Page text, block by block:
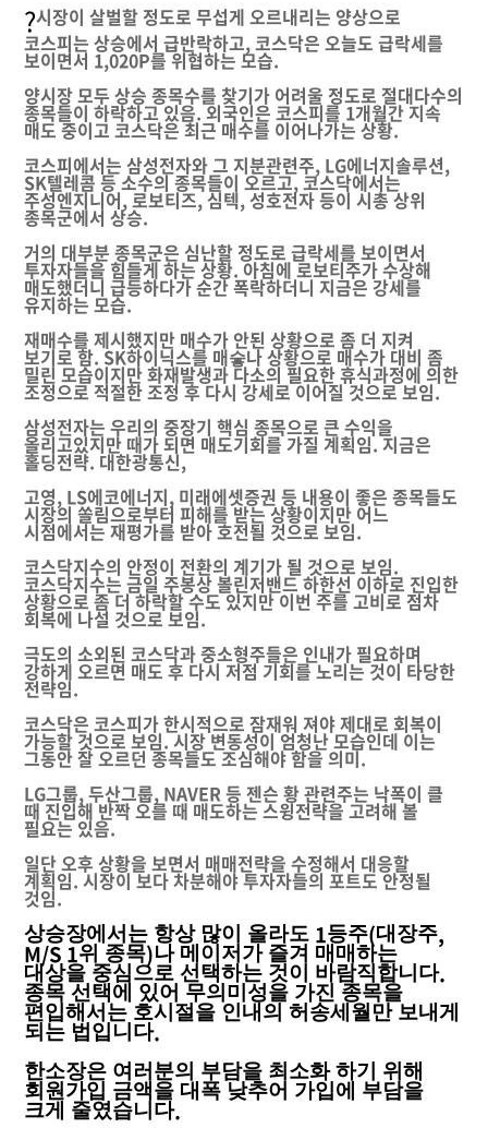
?시장이 살벌할 정도로 무섭게 오르내리는 양상으로
코스피는 상승에서 급반락하고, 코스닥은 오늘도 급락세를
보이면서 1,020P를 위협하는 모습.
양시장 모두 상승 종목수를 찾기가 어려울 정도로 절대다수의
종목들이 하락하고 있음. 외국인은 코스피를 1개월간 지속
매도 중이고 코스닥은 최근 매수를 이어나가는 상황.
코스피에서는 삼성전자와 그 지분관련주, LG에너지솔루션,
SK텔레콤 등 소수의 종목들이 오르고, 코스닥에서는
주성엔지니어, 로보티즈, 심텍, 성호전자 등이 시총 상위
종목군에서 상승.
거의 대부분 종목군은 심난할 정도로 급락세를 보이면서
투자자들을 힘들게 하는 상황. 아침에 로보티주가 수상해
매도했더니 급등하다가 순간 폭락하더니 지금은 강세를
유지하는 모습.
재매수를 제시했지만 매수가 안된 상황으로 좀 더 지켜
보기로 함. SK하이닉스를 매숳나 상황으로 매수가 대비 좀
밀린 모습이지만 화재발생과 다소의 필요한 휴식과정에 의한
조정으로 적절한 조정 후 다시 강세로 이어질 것으로 보임.
삼성전자는 우리의 중장기 핵심 종목으로 큰 수익을
올리고있지만 때가 되면 매도기회를 가질 계획임. 지금은
홀딩전략. 대한광통신,
고영, LS에코에너지, 미래에셋증권 등 내용이 좋은 종목들도
시장의 쏠림으로부터 피해를 받는 상황이지만 어느
시점에서는 재평가를 받아 호전될 것으로 보임.
코스닥지수의 안정이 전환의 계기가 될 것으로 보임.
코스닥지수는 금일 주봉상 볼린저밴드 하한선 이하로 진입한
상황으로 좀 더 하락할 수도 있지만 이번 주를 고비로 점차
회복에 나설 것으로 보임.
극도의 소외된 코스닥과 중소형주들은 인내가 필요하며
강하게 오르면 매도 후 다시 저점 기회를 노리는 것이 타당한
전략임.
코스닥은 코스피가 한시적으로 잠재워 져야 제대로 회복이
가능할 것으로 보임. 시장 변동성이 엄청난 모습인데 이는
그동안 잘 오르던 종목들도 조심해야 함을 의미.
LG그룹, 두산그룹, NAVER 등 젠슨 황 관련주는 낙폭이 클
때 진입해 반짝 오를 때 매도하는 스윙전략을 고려해 볼
필요는 있음.
일단 오후 상황을 보면서 매매전략을 수정해서 대응할
계획임. 시장이 보다 차분해야 투자자들의 포트도 안정될
것임.
상승장에서는 항상 많이 올라도 1등주(대장주,
M/S 1위 종목)나 메이저가 즐겨 매매하는
대상을 중심으로 선택하는 것이 바람직합니다.
종목 선택에 있어 무의미성을 가진 종목을
편입해서는 호시절을 인내의 허송세월만 보내게
되는 법입니다.
한소장은 여러분의 부담을 최소화 하기 위해
회원가입 금액을 대폭 낮추어 가입에 부담을
크게 줄였습니다.